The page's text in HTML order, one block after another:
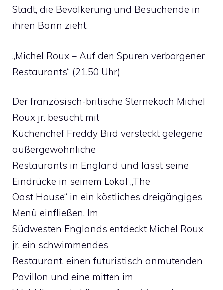
Stadt, die Bevölkerung und Besuchende in
ihren Bann zieht.
„Michel Roux – Auf den Spuren verborgener
Restaurants“ (21.50 Uhr)
Der französisch-britische Sternekoch Michel
Roux jr. besucht mit
Küchenchef Freddy Bird versteckt gelegene
außergewöhnliche
Restaurants in England und lässt seine
Eindrücke in seinem Lokal „The
Oast House“ in ein köstliches dreigängiges
Menü einfließen. Im
Südwesten Englands entdeckt Michel Roux
jr. ein schwimmendes
Restaurant, einen futuristisch anmutenden
Pavillon und eine mitten im